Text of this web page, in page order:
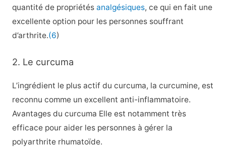
quantité de propriétés analgésiques, ce qui en fait une
excellente option pour les personnes souffrant
d’arthrite.(6)
2. Le curcuma
L’ingrédient le plus actif du curcuma, la curcumine, est
reconnu comme un excellent anti-inflammatoire.
Avantages du curcuma Elle est notamment très
efficace pour aider les personnes à gérer la
polyarthrite rhumatoïde.